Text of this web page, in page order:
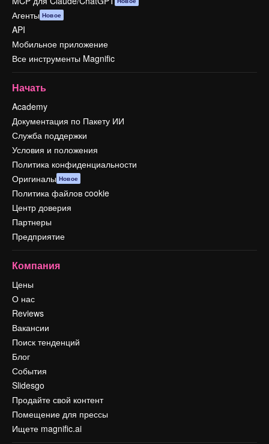
Агенты Новое
API
Мобильное приложение
Все инструменты Magnific
Начать
Academy
Документация по Пакету ИИ
Служба поддержки
Условия и положения
Политика конфиденциальности
Оригиналы Новое
Политика файлов cookie
Центр доверия
Партнеры
Предприятие
Компания
Цены
О нас
Reviews
Вакансии
Поиск тенденций
Блог
События
Slidesgo
Продайте свой контент
Помещение для прессы
Ищете magnific.ai